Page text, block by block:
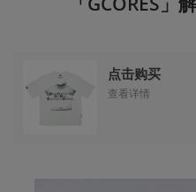
点击购买
查看详情